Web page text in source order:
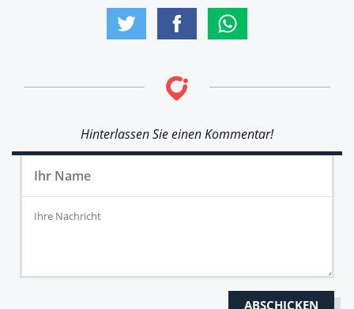
Hinterlassen Sie einen Kommentar!